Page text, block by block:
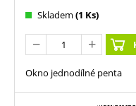
Skladem (1 Ks)
Okno jednodílné penta